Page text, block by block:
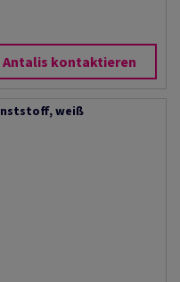
Antalis kontaktieren
weiß